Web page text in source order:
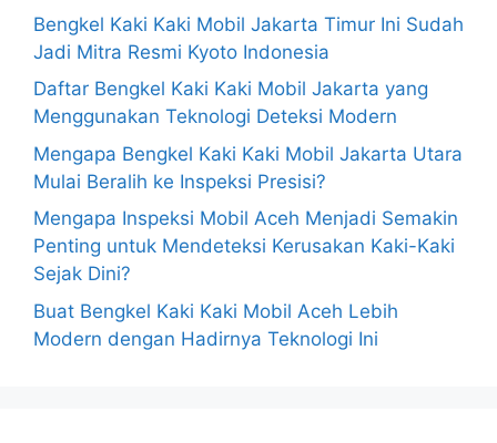
Bengkel Kaki Kaki Mobil Jakarta Timur Ini Sudah
Jadi Mitra Resmi Kyoto Indonesia
Daftar Bengkel Kaki Kaki Mobil Jakarta yang
Menggunakan Teknologi Deteksi Modern
Mengapa Bengkel Kaki Kaki Mobil Jakarta Utara
Mulai Beralih ke Inspeksi Presisi?
Mengapa Inspeksi Mobil Aceh Menjadi Semakin
Penting untuk Mendeteksi Kerusakan Kaki-Kaki
Sejak Dini?
Buat Bengkel Kaki Kaki Mobil Aceh Lebih
Modern dengan Hadirnya Teknologi Ini